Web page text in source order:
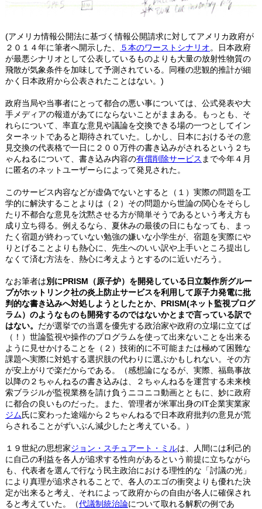
(アメリカ情報公開法に基づく情報公開請求に対してアメリカ政府が
２０１４年に筆者へ開示した、
５本のワーストシナリオ。日本政府
が最悪シナリオとして公表しているものよりも大量の放射性物質の
飛散が気象条件を加味して予測されている。同種の悲観的推計が細
かく日本政府から公表されたことはない。)
政府当局や当事者にとって都合の悪い事については、公式発表や大
手メディアの報道があてにならないことがままある。もっとも、そ
れらについて、率直な意見や議論を交換できる場の一つとしてイン
ターネットであると期待されていた。しかし、日本におけるその意
見交換の代表格で一日に２００万件の書き込みがされるという２ち
ゃんねるについて、書き込み内容の有償削除サービス まで今年４月
に匿名のネットユーザーらによって発見された。
このサービス内容などが虚偽でないとすると（１）実際の問題を工
学的に解決することよりは（２）その問題から世論の関心をそらし
たり不都合な意見を沈黙させる方が簡単そうであるという考え方も
成り立ち得る。例えるなら、夏休みの最後の日にもなっても、まっ
たく宿題が終わっていない勉強の嫌いな小学生が、宿題を実際にや
りとげることよりも熱心に、先生へのいい訳や上手いところ提出し
なくて済む方法を、熱心に考えようとするのに近いだろう。
なお筆者は別にPRISM（原子炉）を開発している日立製作所グルー
プがホットリンク社の炎上防止サービスを利用して原子力発電に批
判的な書き込みへ対処しようとしたとか、PRISM(ネット監視プログ
ラム）のようなものも開発するのではないかとまで言っている訳で
はない。 だが選挙での当選を優先する政治家や政府の立場に立てば
（！）世論監視や操作のプログラムを使って出来ないことを出来る
ように見せかけることを（２）技術的に不可能または極めて困難な
課題へ実際に対処する選択肢の代わりに選ぶかもしれない。その方
が安上がりで楽だからである。（感想論になるが、実際、福島事故
以降の２ちゃんねるの書き込みは、２ちゃんねるを運営する未来検
索ブラジルが監視業務を請け負うニコニコ動画とともに、妙に政府
に都合の良いものだった。また、管理者が米軍出身のIT企業実業家
ジム氏に変わった途端から２ちゃんねるで日本政府批判の意見が荒
らされることがずいぶん減少したと考えている。）
１９世紀の思想家ジョン・スチュアート・ミルは、人間には利己的
に自己の利益を各人が追求する性向があるという前提に立ちながら
も、代表者を選んで行なう民主政治における理性的な「討議の光」
により真理が追求されることで、各人のエゴの衝突よりも優れた決
定が出来ると考え、それによって政府からの自由が各人に確保され
ると考えていた。（代議制統治論について取れる解釈の例であ